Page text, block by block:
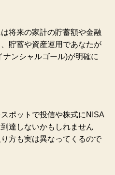
将来の家計の貯蓄額や金融
貯蓄や資産運用であなたが
ンシャルゴール)が明確に
ポットで投信や株式にNISA
達しないかもしれません
方も実は異なってくるので